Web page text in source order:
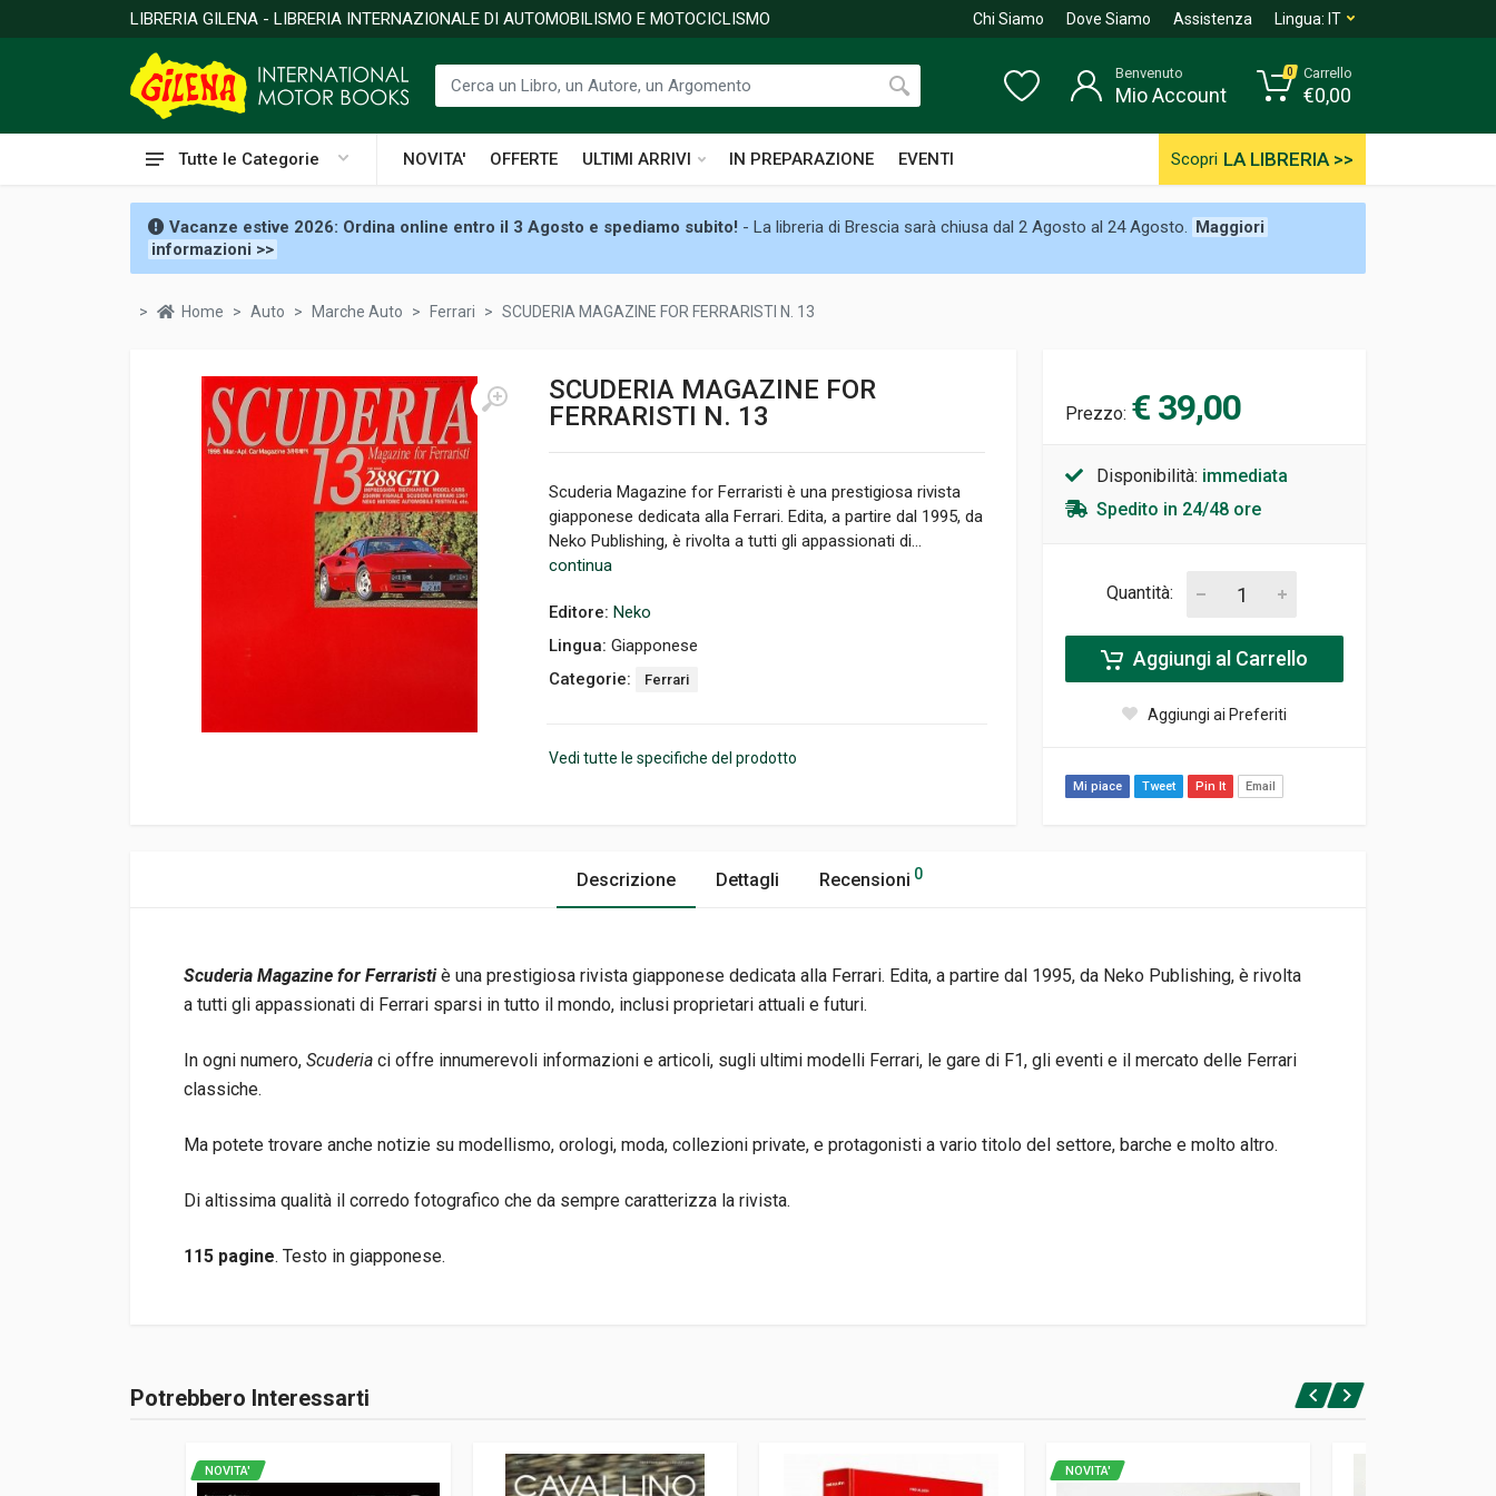
LIBRERIA GILENA - LIBRERIA INTERNAZIONALE DI AUTOMOBILISMO E MOTOCICLISMO Chi Siamo Dove Siamo Assistenza Lingua: IT
Tutte le Categorie NOVITA' OFFERTE ULTIMI ARRIVI IN PREPARAZIONE EVENTI Scopri LA LIBRERIA >>
Benvenuto
Mio Account
0 Carrello
€0,00
Vacanze estive 2026: Ordina online entro il 3 Agosto e spediamo subito! - La libreria di Brescia sarà chiusa dal 2 Agosto al 24 Agosto. Maggiori
informazioni >>
Home Auto Marche Auto Ferrari SCUDERIA MAGAZINE FOR FERRARISTI N. 13
SCUDERIA MAGAZINE FOR
FERRARISTI N. 13
Scuderia Magazine for Ferraristi è una prestigiosa rivista
giapponese dedicata alla Ferrari. Edita, a partire dal 1995, da
Neko Publishing, è rivolta a tutti gli appassionati di...
continua
Editore: Neko
Lingua: Giapponese
Categorie:
Ferrari
Vedi tutte le specifiche del prodotto
Prezzo: € 39,00
Disponibilità: immediata
Spedito in 24/48 ore
Quantità:
Aggiungi al Carrello
Aggiungi ai Preferiti
Mi piace Tweet Pin It Email
Descrizione Dettagli Recensioni 0
Scuderia Magazine for Ferraristiè una prestigiosa rivista giapponese dedicata alla Ferrari. Edita, a partire dal 1995, da Neko Publishing, è rivolta
a tutti gli appassionati di Ferrari sparsi in tutto il mondo, inclusi proprietari attuali e futuri.
In ogni numero, Scuderia ci offre innumerevoli informazioni e articoli, sugli ultimi modelli Ferrari, le gare di F1, gli eventi e il mercato delle Ferrari
classiche.
Ma potete trovare anche notizie su modellismo, orologi, moda, collezioni private, e protagonisti a vario titolo del settore, barche e molto altro.
Di altissima qualità il corredo fotografico che da sempre caratterizza la rivista.
115 pagine. Testo in giapponese.
ISBN / EAN
Accedi o registrati
Potrebbero Interessarti
NOVITA' NOVITA'